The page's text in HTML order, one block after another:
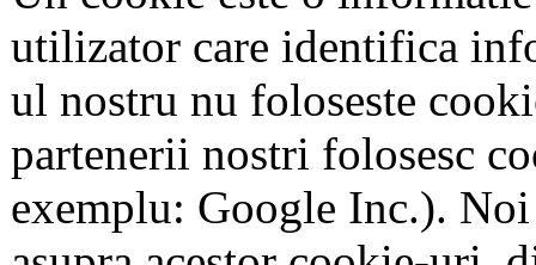
utilizator care identifica
ul nostru nu foloseste
partenerii nostri folosesc
exemplu: Google Inc.).